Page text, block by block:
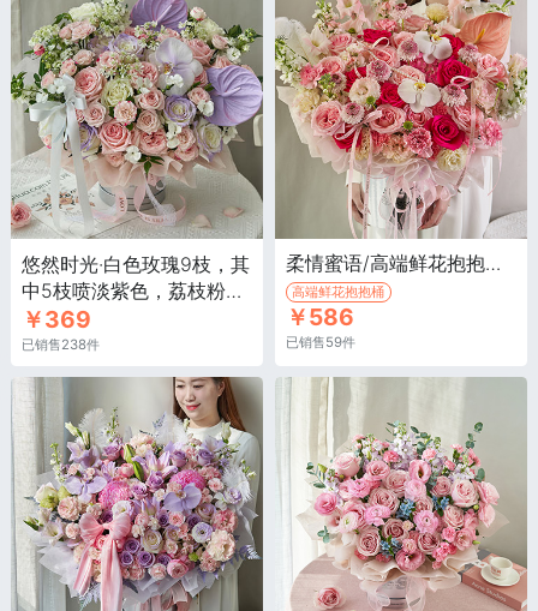
悠然时光·白色玫瑰9枝，其
中5枝喷淡紫色，荔枝粉玫
瑰10枝
￥369
已销售238件
柔情蜜语/高端鲜花抱抱桶·红玫瑰12枝，香槟玫瑰4枝，橙色多头玫瑰4枝
高端鲜花抱抱桶
￥586
已销售59件